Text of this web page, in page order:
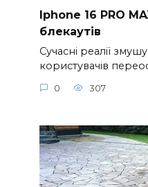
Iphone 16 PRO
блекаутів
Сучасні реалії
користувачів
0 307